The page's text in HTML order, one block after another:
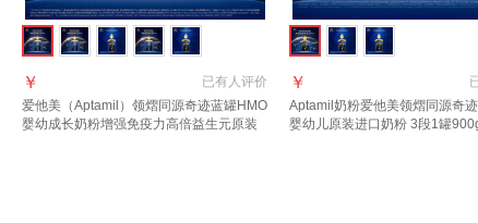
已有人评价
￥
爱他美（Aptamil）领熠同源奇迹蓝罐HMO
婴幼成长奶粉增强免疫力高倍益生元原装
￥
Aptamil奶粉爱他美领熠同源奇
婴幼儿原装进口奶粉 3段1罐